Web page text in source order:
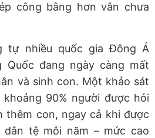
công bằng hơn vẫn chưa
tự nhiều quốc gia Đông Á
Quốc đang ngày càng mất
và sinh con. Một khảo sát
90% người được hỏi
thêm con, ngay cả khi được
tệ mỗi năm – mức cao